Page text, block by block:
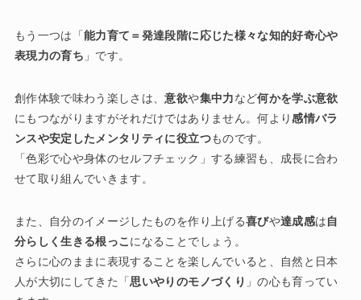
もう一つは「能力育て＝発達段階に応じた様々な知的好奇心や
表現力の育ち 」です。
創作体験で味わう楽しさは、意欲や集中力など何かを学ぶ意欲
にもつながりますがそれだけではありません。何より感情バラ
ンスや安定したメンタリティに役立つものです。
「色彩で心や身体のセルフチェック」する練習も、成長に合わ
せて取り組んでいきます。
また、自分のイメージしたものを作り上げる喜びや達成感は自
分らしく生きる根っこ になることでしょう。
さらに心のままに表現することを楽しんでいると、自然と日本
人が大切にしてきた「思いやりのモノづくり 」の心も育ってい